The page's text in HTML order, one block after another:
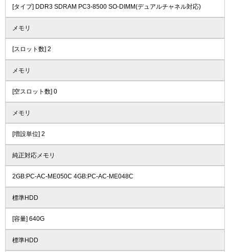
[タイプ] DDR3 SDRAM PC3-8500 SO-DIMM(デュアルチャネル対応)
メモリ
[スロット数] 2
メモリ
[空スロット数] 0
メモリ
[増設単位] 2
純正対応メモリ
2GB:PC-AC-ME050C 4GB:PC-AC-ME048C
標準HDD
[容量] 640G
標準HDD